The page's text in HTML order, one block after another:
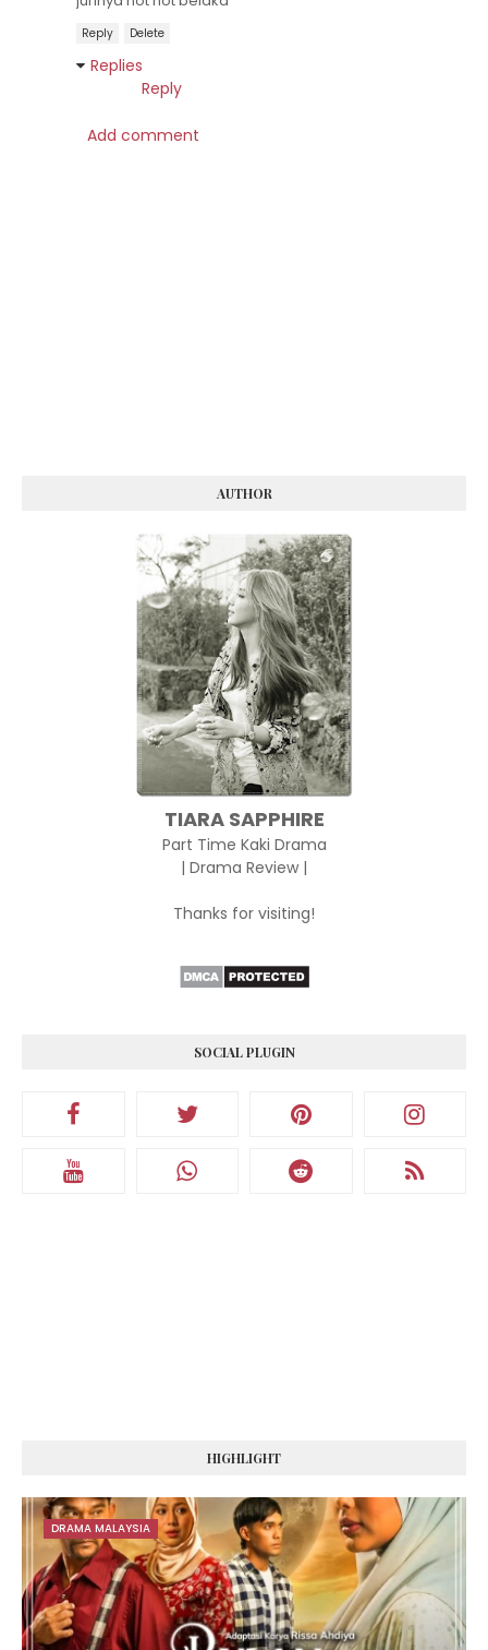
Reply Delete
Replies
Reply
Add comment
AUTHOR
TIARA SAPPHIRE
Part Time Kaki Drama
| Drama Review |
Thanks for visiting!
SOCIAL PLUGIN
HIGHLIGHT
DRAMA MALAYSIA